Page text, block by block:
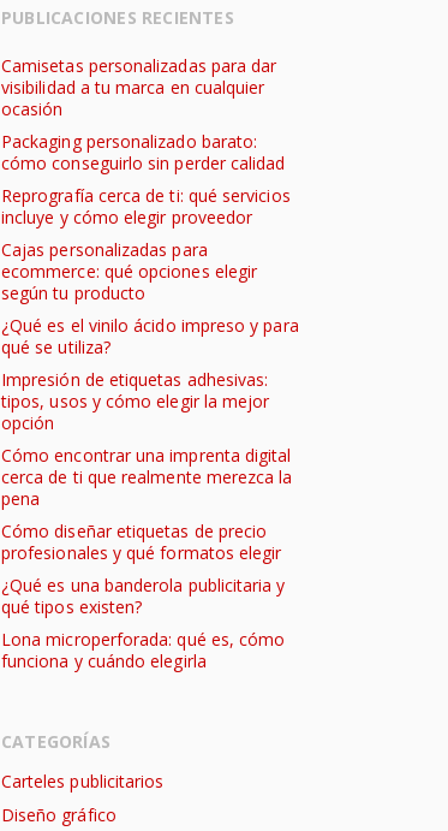
PUBLICACIONES RECIENTES
Camisetas personalizadas para dar
visibilidad a tu marca en cualquier
ocasión
Packaging personalizado barato:
cómo conseguirlo sin perder calidad
Reprografía cerca de ti: qué servicios
incluye y cómo elegir proveedor
Cajas personalizadas para
ecommerce: qué opciones elegir
según tu producto
¿Qué es el vinilo ácido impreso y para
qué se utiliza?
Impresión de etiquetas adhesivas:
tipos, usos y cómo elegir la mejor
opción
Cómo encontrar una imprenta digital
cerca de ti que realmente merezca la
pena
Cómo diseñar etiquetas de precio
profesionales y qué formatos elegir
¿Qué es una banderola publicitaria y
qué tipos existen?
Lona microperforada: qué es, cómo
funciona y cuándo elegirla
CATEGORÍAS
Carteles publicitarios
Diseño gráfico